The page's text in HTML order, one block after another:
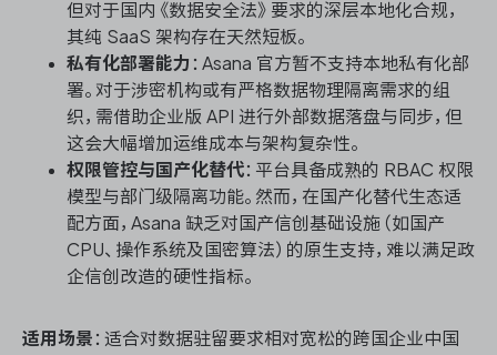
但对于国内《数据安全法》要求的深层本地化合规，
其纯 SaaS 架构存在天然短板。
私有化部署能力 ：Asana 官方暂不支持本地私有化部
署。对于涉密机构或有严格数据物理隔离需求的组
织，需借助企业版 API 进行外部数据落盘与同步，但
这会大幅增加运维成本与架构复杂性。
权限管控与国产化替代：平台具备成熟的 RBAC 权限
模型与部门级隔离功能。然而，在国产化替代生态适
配方面，Asana 缺乏对国产信创基础设施（如国产
CPU、操作系统及国密算法）的原生支持，难以满足政
企信创改造的硬性指标。
适用场景 ：适合对数据驻留要求相对宽松的跨国企业中国